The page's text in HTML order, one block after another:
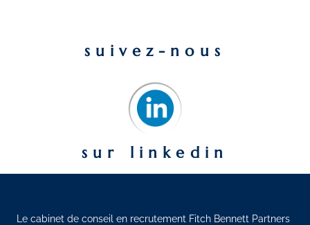
suivez-nous
sur linkedin
Le cabinet de conseil en recrutement Fitch Bennett Partners